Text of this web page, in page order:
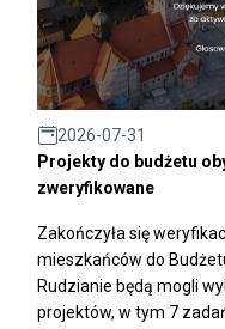
2026-07-31
Projekty do budżetu
zweryfikowane
Zakończyła się
mieszkańców do
Rudzianie będą mogli
projektów, w tym 7